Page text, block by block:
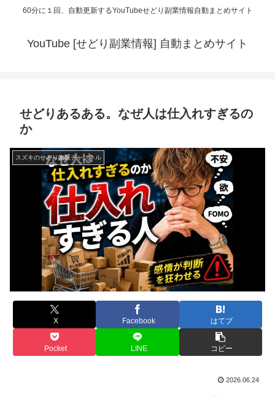
60分に１回、自動更新するYouTubeせどり副業情報自動まとめサイト
YouTube [せどり副業情報] 自動まとめサイト
せどりあるある。なぜ人は仕入れすぎるの
か
スズキのせどり物販チャンネル
X Facebook はてブ
Pocket LINE コピー
2026.06.24